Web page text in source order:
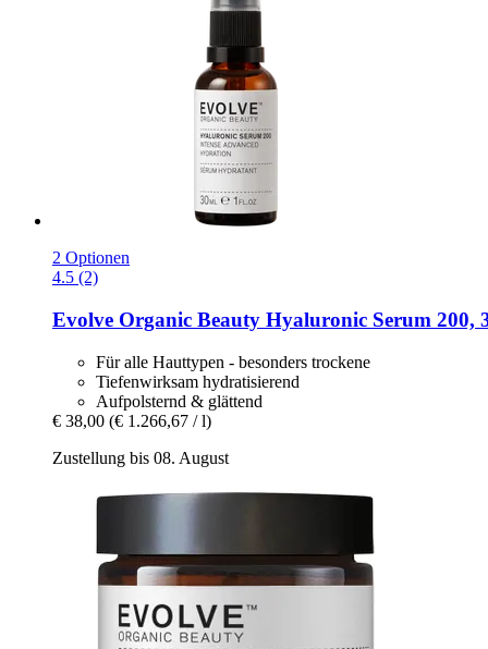
2 Optionen
4.5 (2)
Evolve Organic Beauty Hyaluronic Serum 200,
Für alle Hauttypen - besonders trockene
Tiefenwirksam hydratisierend
Aufpolsternd & glättend
€ 38,00 (€ 1.266,67 / l)
Zustellung bis 08. August